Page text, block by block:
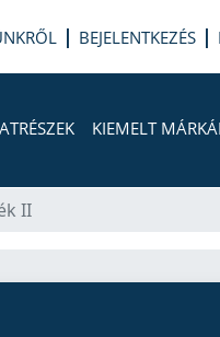
BEJELENTKEZÉS
KIEMELT
II